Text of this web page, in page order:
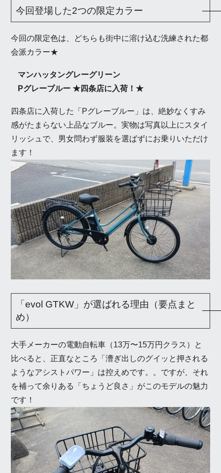
今回登場した2つの限定カラー
今回の限定色は、どちらも街中に溶け込む洗練された都
会派カラー★
マンハッタングレーグリーン
Pグレーブルー ★四条店に入荷！★
四条店に入荷した「Pグレーブルー」は、絶妙なくすみ
感がたまらない上品なブルー。実物は写真以上にスタイ
リッシュで、男女問わず服装を選ばずにお乗りいただけ
ます！
「evol GTKW」が選ばれる理由（要点まと
め）
大手メーカーの電動自転車（13万〜15万円クラス）と
比べると、正直なところ「漕ぎ出しのグイッと押される
ようなアシストパワー」は控えめです。。ですが、それ
を補って余りある「ちょうど良さ」がこのモデルの魅力
です！